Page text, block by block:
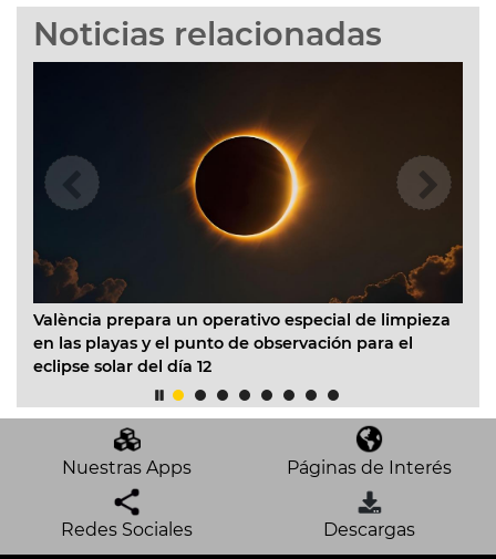
Noticias relacionadas
un operativo especial de limpieza
y el punto de observación para el
del día 12
El
Infantil
Nuestras Apps Páginas de Interés
Redes Sociales Descargas